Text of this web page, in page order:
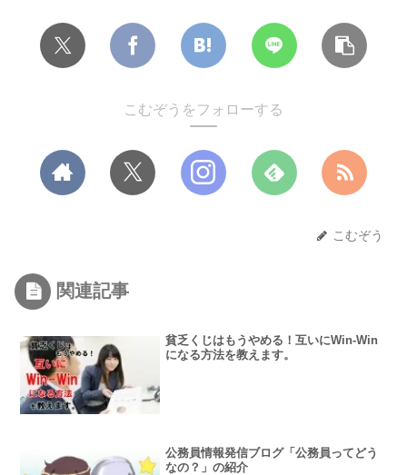
こむぞうをフォローする
こむぞう
関連記事
貧乏くじはもうやめる！互いにWin-Win
になる方法を教えます。
公務員情報発信ブログ「公務員ってどう
なの？」の紹介